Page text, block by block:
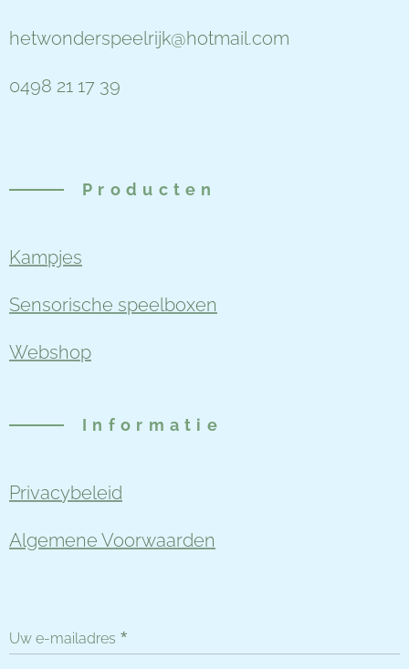
hetwonderspeelrijk@hotmail.com
0498 21 17 39
Producten
Kampjes
Sensorische speelboxen
Webshop
Informatie
Privacybeleid
Algemene Voorwaarden
Uw e-mailadres